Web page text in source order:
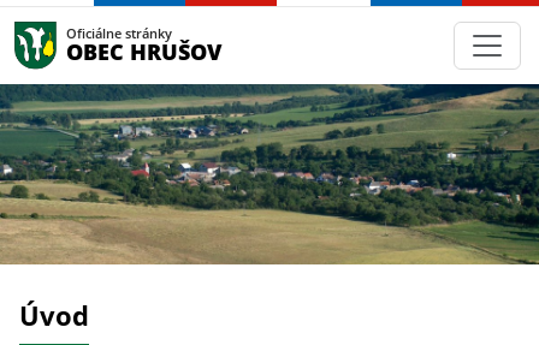
Oficiálne stránky
OBEC HRUŠOV
Úvod